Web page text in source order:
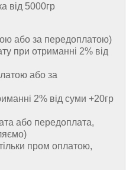
від 5000гр
або за передоплатою)
при отриманні 2% від
або за
2% від суми +20гр
або передоплата,
пром оплатою,